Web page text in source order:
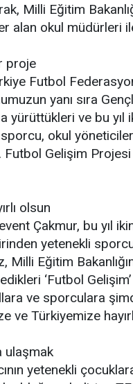
Milli Eğitim
alan okul müdürleri
proje
Futbol
yanı sıra
yürüttükleri ve bu
okul
Gelişim
olsun
Çakmur, bu yıl
yetenekli
Milli Eğitim
‘Futbol
ve sporculara
Türkiyemize
ulaşmak
yetenekli